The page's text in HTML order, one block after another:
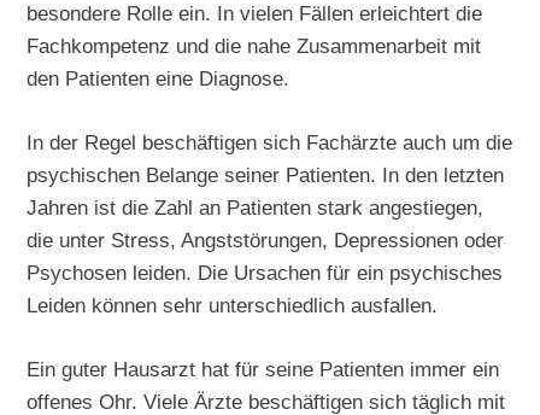
besondere Rolle ein. In vielen Fällen erleichtert die
Fachkompetenz und die nahe Zusammenarbeit mit
den Patienten eine Diagnose.
In der Regel beschäftigen sich Fachärzte auch um die
psychischen Belange seiner Patienten. In den letzten
Jahren ist die Zahl an Patienten stark angestiegen,
die unter Stress, Angststörungen, Depressionen oder
Psychosen leiden. Die Ursachen für ein psychisches
Leiden können sehr unterschiedlich ausfallen.
Ein guter Hausarzt hat für seine Patienten immer ein
offenes Ohr. Viele Ärzte beschäftigen sich täglich mit